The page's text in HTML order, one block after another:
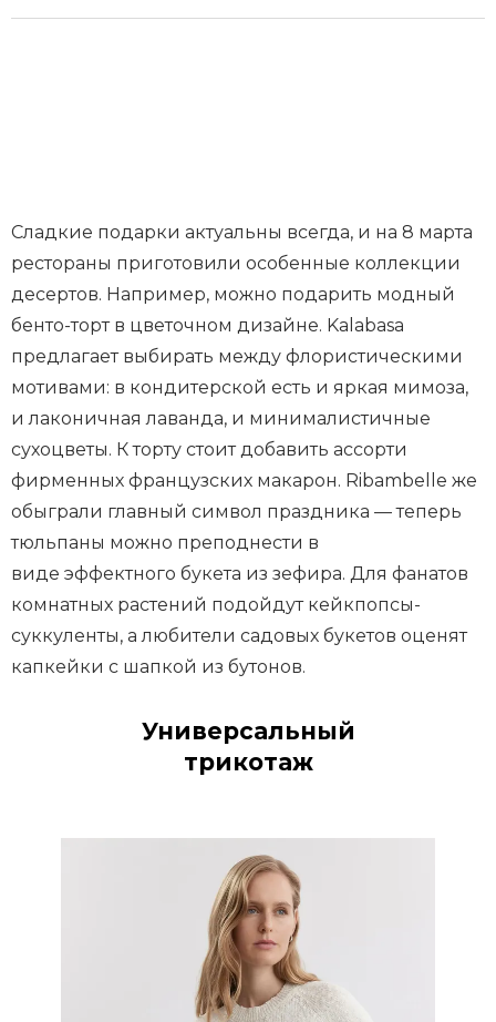
Сладкие подарки актуальны всегда, и на 8 марта
рестораны приготовили особенные коллекции
десертов. Например, можно подарить модный
бенто-торт в цветочном дизайне. Kalabasa
предлагает выбирать между флористическими
мотивами: в кондитерской есть и яркая мимоза,
и лаконичная лаванда, и минималистичные
сухоцветы. К торту стоит добавить ассорти
фирменных французских макарон. Ribambelle же
обыграли главный символ праздника — теперь
тюльпаны можно преподнести в
виде эффектного букета из зефира. Для фанатов
комнатных растений подойдут кейкпопсы-
суккуленты, а любители садовых букетов оценят
капкейки с шапкой из бутонов.
Универсальный
трикотаж